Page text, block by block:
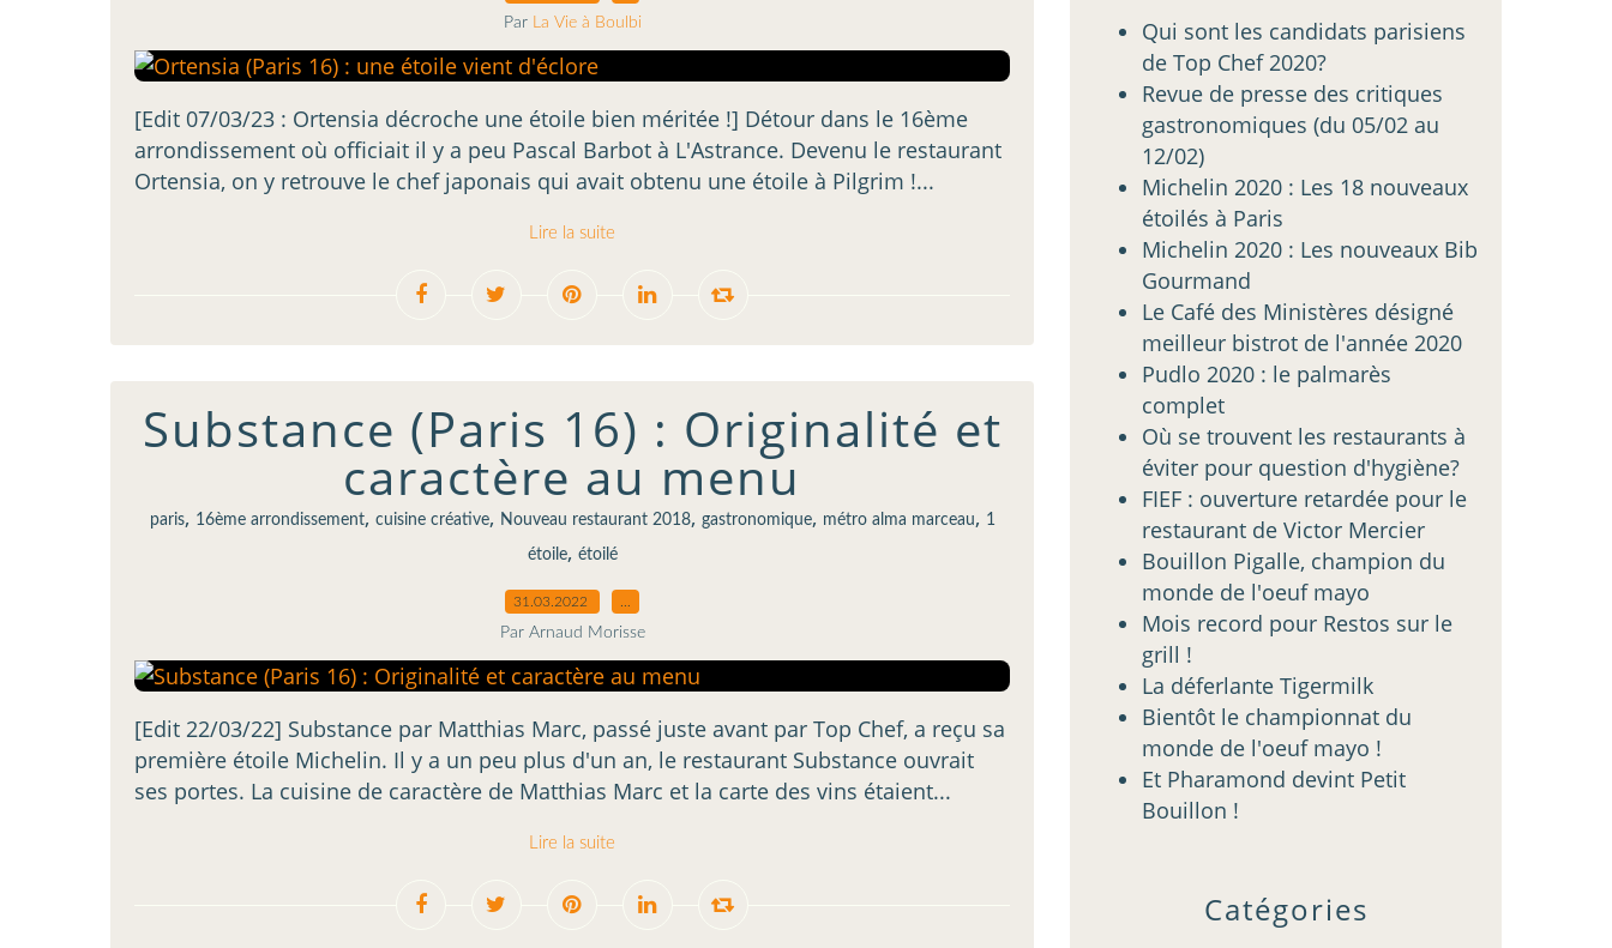
Par La Vie à Boulbi
[Edit 07/03/23 : Ortensia décroche une étoile bien méritée !] Détour dans le 16ème
arrondissement où officiait il y a peu Pascal Barbot à L'Astrance. Devenu le restaurant
Ortensia, on y retrouve le chef japonais qui avait obtenu une étoile à Pilgrim !...
Lire la suite
Substance (Paris 16) : Originalité et
caractère au menu
paris, 16ème arrondissement, cuisine créative, Nouveau restaurant 2018, gastronomique, métro alma marceau, 1
étoile, étoilé
31.03.2022
Par Arnaud Morisse
[Edit 22/03/22] Substance par Matthias Marc, passé juste avant par Top Chef, a reçu sa
première étoile Michelin. Il y a un peu plus d'un an, le restaurant Substance ouvrait
ses portes. La cuisine de caractère de Matthias Marc et la carte des vins étaient...
Lire la suite
Catégories
Qui sont les candidats parisiens
de Top Chef 2020?
Revue de presse des critiques
gastronomiques (du 05/02 au
12/02)
Michelin 2020 : Les 18 nouveaux
étoilés à Paris
Michelin 2020 : Les nouveaux Bib
Gourmand
Le Café des Ministères désigné
meilleur bistrot de l'année 2020
Pudlo 2020 : le palmarès
complet
Où se trouvent les restaurants à
éviter pour question d'hygiène?
FIEF : ouverture retardée pour le
restaurant de Victor Mercier
Bouillon Pigalle, champion du
monde de l'oeuf mayo
Mois record pour Restos sur le
grill !
La déferlante Tigermilk
Bientôt le championnat du
monde de l'oeuf mayo !
Et Pharamond devint Petit
Bouillon !